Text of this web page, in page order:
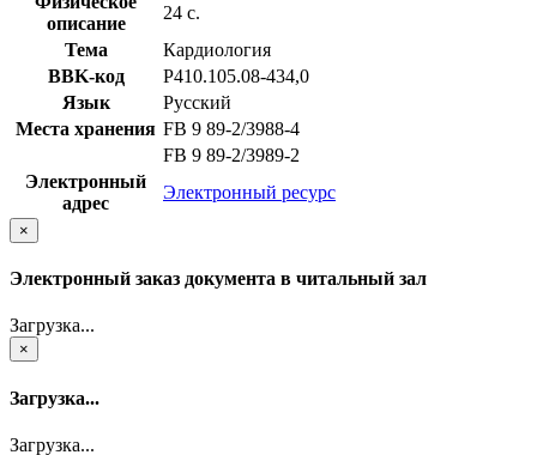
описание
24 с.
Тема
Кардиология
BBK-код
Р410.105.08-434,0
Язык
Русский
Места хранения FB 9 89-2/3988-4
FB 9 89-2/3989-2
Электронный
адрес
Электронный ресурс
×
Электронный заказ документа в читальный зал
Загрузка...
×
Загрузка...
Загрузка...